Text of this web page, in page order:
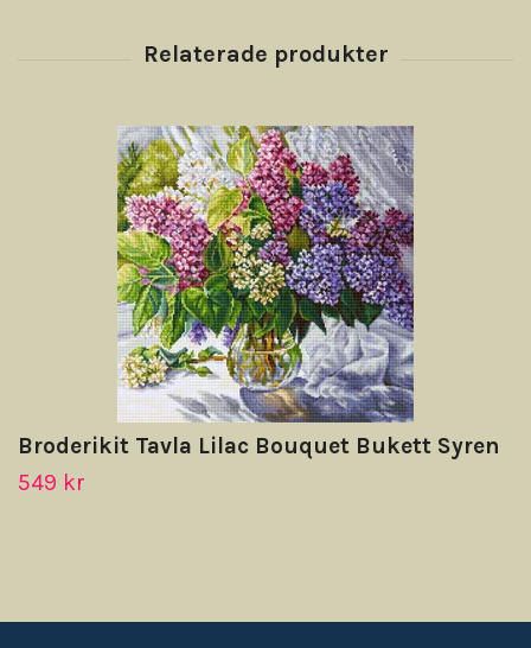
Broderikit Tavla Lilac Bouquet Bukett Syren
549 kr